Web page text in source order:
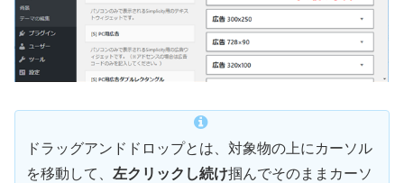
ドラッグアンドドロップとは、対象物の上にカーソル
を移動して、 左クリックし続け掴んでそのままカーソ